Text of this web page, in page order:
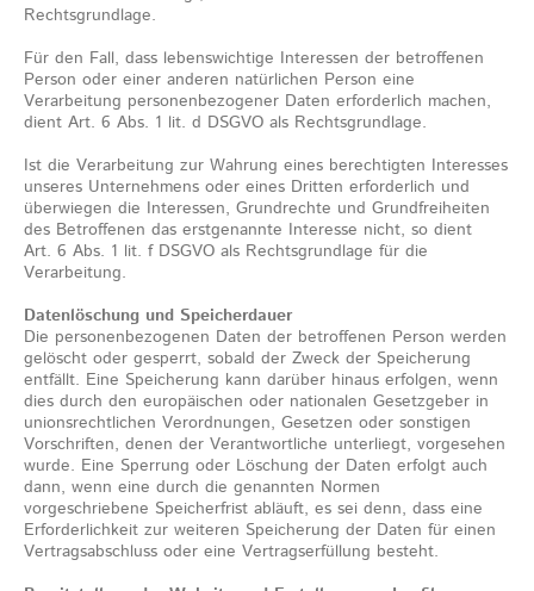
Rechtsgrundlage.
Für den Fall, dass lebenswichtige Interessen der betroffenen
Person oder einer anderen natürlichen Person eine
Verarbeitung personenbezogener Daten erforderlich machen,
dient Art. 6 Abs. 1 lit. d DSGVO als Rechtsgrundlage.
Ist die Verarbeitung zur Wahrung eines berechtigten Interesses
unseres Unternehmens oder eines Dritten erforderlich und
überwiegen die Interessen, Grundrechte und Grundfreiheiten
des Betroffenen das erstgenannte Interesse nicht, so dient
Art. 6 Abs. 1 lit. f DSGVO als Rechtsgrundlage für die
Verarbeitung.
Datenlöschung und Speicherdauer
Die personenbezogenen Daten der betroffenen Person werden
gelöscht oder gesperrt, sobald der Zweck der Speicherung
entfällt. Eine Speicherung kann darüber hinaus erfolgen, wenn
dies durch den europäischen oder nationalen Gesetzgeber in
unionsrechtlichen Verordnungen, Gesetzen oder sonstigen
Vorschriften, denen der Verantwortliche unterliegt, vorgesehen
wurde. Eine Sperrung oder Löschung der Daten erfolgt auch
dann, wenn eine durch die genannten Normen
vorgeschriebene Speicherfrist abläuft, es sei denn, dass eine
Erforderlichkeit zur weiteren Speicherung der Daten für einen
Vertragsabschluss oder eine Vertragserfüllung besteht.